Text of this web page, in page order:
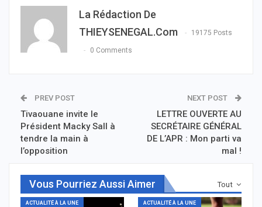
La Rédaction De
THIEYSENEGAL.com
19175 Posts
0 Comments
PREV POST
Tivaouane invite le
Président Macky Sall à
tendre la main à
l’opposition
NEXT POST
LETTRE OUVERTE AU
SECRÉTAIRE GÉNÉRAL
DE L’APR : Mon parti va
mal !
Tout
Vous Pourriez Aussi Aimer
ACTUALITÉ À LA UNE ACTUALITÉ À LA UNE